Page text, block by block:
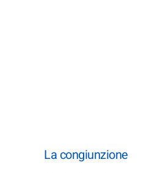
La congiunzione